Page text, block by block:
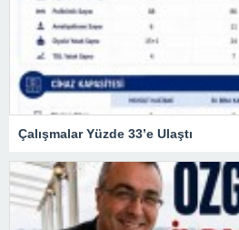
Çalışmalar Yüzde 33’e Ulaştı